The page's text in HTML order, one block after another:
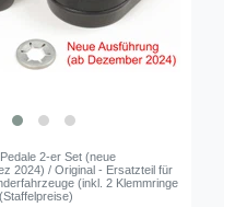
2-er Set (neue
2024) / Original - Ersatzteil für
(inkl. 2 Klemmringe